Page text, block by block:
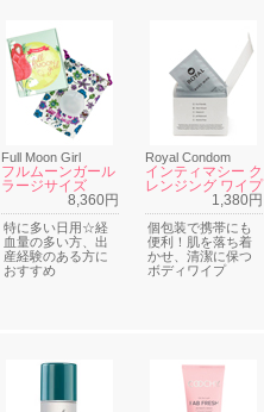
Full Moon Girl
フルムーンガール
ラージサイズ
8,360円
特に多い日用☆経
血量の多い方、出
産経験のある方に
おすすめ
Royal Condom
インティマシー ク
レンジング ワイプ
1,380円
個包装で携帯にも
便利！肌を落ち着
かせ、清潔に保つ
ボディワイプ